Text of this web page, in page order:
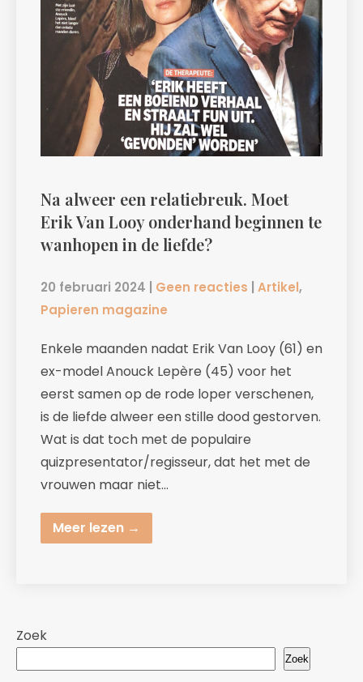
Na alweer een relatiebreuk. Moet
Erik Van Looy onderhand beginnen te
wanhopen in de liefde?
20 februari 2024 | Geen reacties | Artikel,
Papieren magazine
Enkele maanden nadat Erik Van Looy (61) en
ex-model Anouck Lepère (45) voor het
eerst samen op de rode loper verschenen,
is de liefde alweer een stille dood gestorven.
Wat is dat toch met de populaire
quizpresentator/regisseur, dat het met de
vrouwen maar niet…
Meer lezen →
Zoek
Zoek